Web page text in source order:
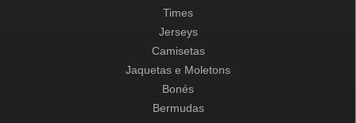
Times
Jerseys
Camisetas
Jaquetas e Moletons
Bonés
Bermudas